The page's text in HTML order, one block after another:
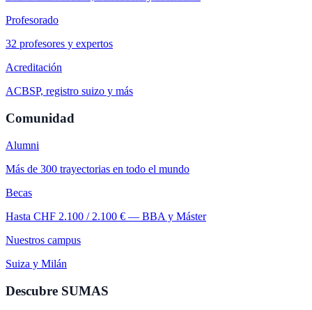
Profesorado
32 profesores y expertos
Acreditación
ACBSP, registro suizo y más
Comunidad
Alumni
Más de 300 trayectorias en todo el mundo
Becas
Hasta CHF 2.100 / 2.100 € — BBA y Máster
Nuestros campus
Suiza y Milán
Descubre SUMAS